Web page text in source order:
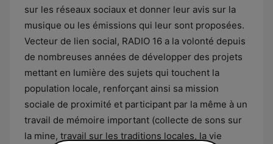
sur les réseaux sociaux et donner leur avis sur la
musique ou les émissions qui leur sont proposées.
Vecteur de lien social, RADIO 16 a la volonté depuis
de nombreuses années de développer des projets
mettant en lumière des sujets qui touchent la
population locale, renforçant ainsi sa mission
sociale de proximité et participant par la même à un
travail de mémoire important (collecte de sons sur
la mine, travail sur les traditions locales, la vie